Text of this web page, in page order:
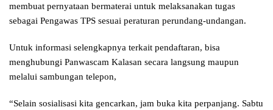
membuat pernyataan bermaterai untuk melaksanakan tugas
sebagai Pengawas TPS sesuai peraturan perundang-undangan.
Untuk informasi selengkapnya terkait pendaftaran, bisa
menghubungi Panwascam Kalasan secara langsung maupun
melalui sambungan telepon,
“Selain sosialisasi kita gencarkan, jam buka kita perpanjang. Sabtu